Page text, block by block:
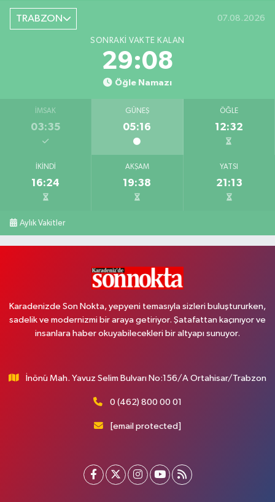
TRABZON 07.08.2026
SONRAKI VAKTE KALAN
29:07
Öğle Namazı
İMSAK
03:35
GÜNEŞ
05:16
ÖĞLE
12:32
İKINDI
16:24
AKŞAM
19:38
YATSI
21:13
Aylık Vakitler
Karadenizde Son Nokta, yepyeni temasıyla sizleri buluştururken,
sadelik ve modernizmi bir araya getiriyor. Şatafattan kaçınıyor ve
insanlara haber okuyabilecekleri bir altyapı sunuyor.
İnönü Mah. Yavuz Selim Bulvarı No:156/A Ortahisar/Trabzon
0 (462) 800 00 01
[email protected]